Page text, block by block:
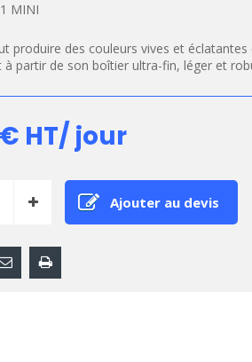
MINI
produire des couleurs vives et
à partir de son boîtier ultra-fin, léger et
HT/ jour
Ajouter au devis